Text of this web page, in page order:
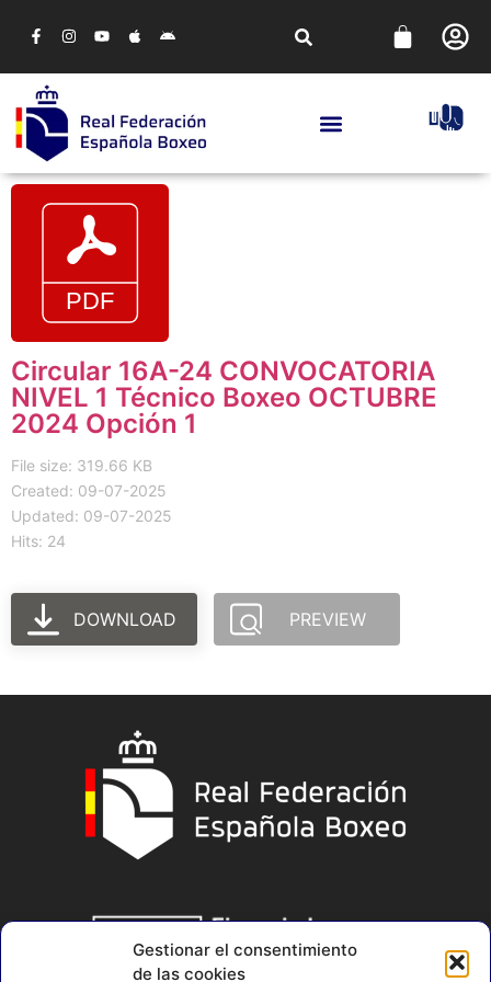
Gestionar el consentimiento
de las cookies
Circular 16A-24 CONVOCATORIA
NIVEL 1 Técnico Boxeo OCTUBRE
2024 Opción 1
File size: 319.66 KB
Created: 09-07-2025
Updated: 09-07-2025
Hits: 24
DOWNLOAD PREVIEW